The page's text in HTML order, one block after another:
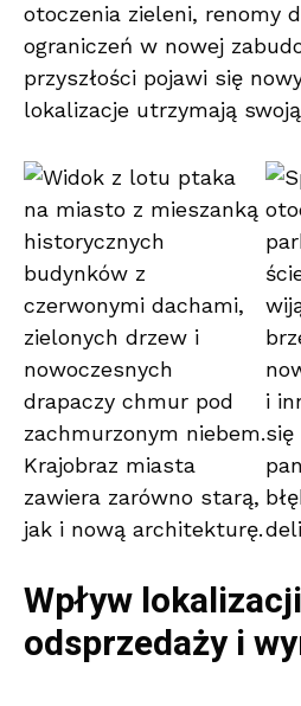
otoczenia zieleni, renomy
ograniczeń w nowej
przyszłości pojawi się
lokalizacje utrzymają
Wpływ
odsprzedaży i